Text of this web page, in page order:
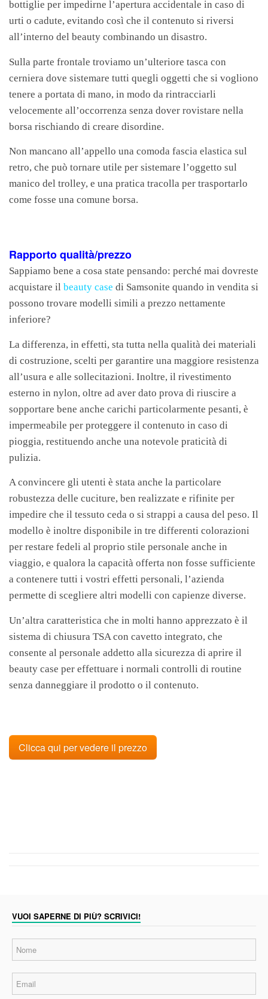
bottiglie per impedirne l’apertura accidentale in caso di
urti o cadute, evitando così che il contenuto si riversi
all’interno del beauty combinando un disastro.
Sulla parte frontale troviamo un’ulteriore tasca con
cerniera dove sistemare tutti quegli oggetti che si vogliono
tenere a portata di mano, in modo da rintracciarli
velocemente all’occorrenza senza dover rovistare nella
borsa rischiando di creare disordine.
Non mancano all’appello una comoda fascia elastica sul
retro, che può tornare utile per sistemare l’oggetto sul
manico del trolley, e una pratica tracolla per trasportarlo
come fosse una comune borsa.
Rapporto qualità/prezzo
Sappiamo bene a cosa state pensando: perché mai dovreste
acquistare il beauty case di Samsonite quando in vendita si
possono trovare modelli simili a prezzo nettamente
inferiore?
La differenza, in effetti, sta tutta nella qualità dei materiali
di costruzione, scelti per garantire una maggiore resistenza
all’usura e alle sollecitazioni. Inoltre, il rivestimento
esterno in nylon, oltre ad aver dato prova di riuscire a
sopportare bene anche carichi particolarmente pesanti, è
impermeabile per proteggere il contenuto in caso di
pioggia, restituendo anche una notevole praticità di
pulizia.
A convincere gli utenti è stata anche la particolare
robustezza delle cuciture, ben realizzate e rifinite per
impedire che il tessuto ceda o si strappi a causa del peso. Il
modello è inoltre disponibile in tre differenti colorazioni
per restare fedeli al proprio stile personale anche in
viaggio, e qualora la capacità offerta non fosse sufficiente
a contenere tutti i vostri effetti personali, l’azienda
permette di scegliere altri modelli con capienze diverse.
Un’altra caratteristica che in molti hanno apprezzato è il
sistema di chiusura TSA con cavetto integrato, che
consente al personale addetto alla sicurezza di aprire il
beauty case per effettuare i normali controlli di routine
senza danneggiare il prodotto o il contenuto.
Clicca qui per vedere il prezzo
VUOI SAPERNE DI PIÙ? SCRIVICI!